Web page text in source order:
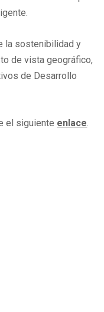
la sostenibilidad y
de vista geográfico,
de Desarrollo
el siguiente enlace.